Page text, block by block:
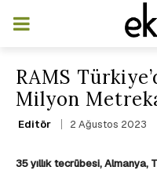
RAMS
Milyon
Editör 2 Ağustos 2023
35 yıllık tecrübesi, Almanya,